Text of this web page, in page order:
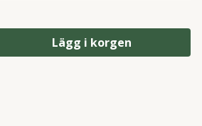
Lägg i korgen